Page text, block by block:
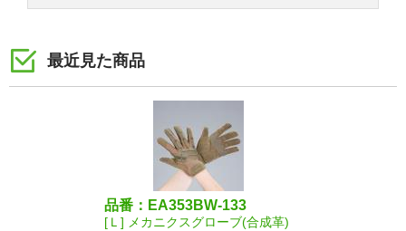
最近見た商品
品番：EA353BW-133
[Ｌ] メカニクスグローブ(合成革)